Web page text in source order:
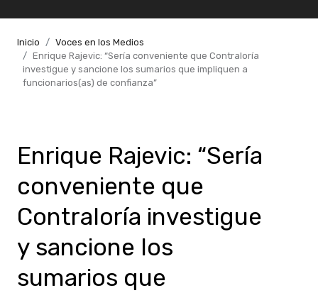
Inicio
Voces en los Medios
Enrique Rajevic: “Sería conveniente que Contraloría
investigue y sancione los sumarios que impliquen a
funcionarios(as) de confianza”
Enrique Rajevic: “Sería
conveniente que
Contraloría investigue
y sancione los
sumarios que